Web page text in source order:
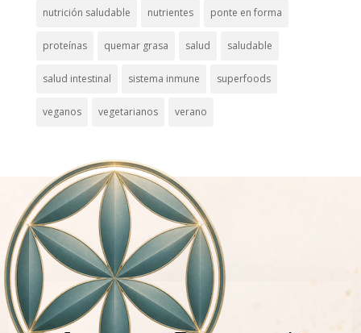
nutrición saludable nutrientes ponte en forma
proteínas quemar grasa salud saludable
salud intestinal sistema inmune superfoods
veganos vegetarianos verano